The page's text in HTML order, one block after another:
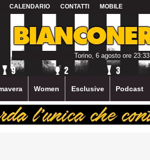
CALENDARIO CONTATTI MOBILE
Torino, 6 agosto ore 23:33
Women Esclusive Podcast